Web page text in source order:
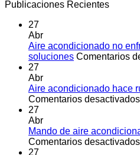
Publicaciones Recientes
27
Abr
Aire acondicionado no
soluciones Comentarios
27
Abr
Aire acondicionado hace
Comentarios desactivados
27
Abr
Mando de aire
Comentarios desactivados
27